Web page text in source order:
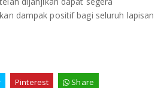
dampak positif bagi seluruh lapisan
Pinterest Share